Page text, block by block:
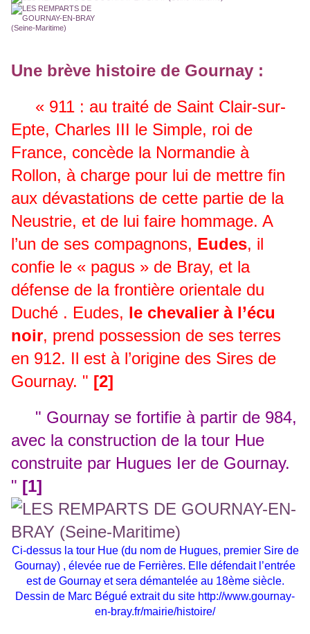
Une brève histoire de Gournay :
« 911 : au traité de Saint Clair-sur-
Epte, Charles III le Simple, roi de
France, concède la Normandie à
Rollon, à charge pour lui de mettre fin
aux dévastations de cette partie de la
Neustrie, et de lui faire hommage. A
l’un de ses compagnons, Eudes, il
confie le « pagus » de Bray, et la
défense de la frontière orientale du
Duché . Eudes, le chevalier à l’écu
noir, prend possession de ses terres
en 912. Il est à l’origine des Sires de
Gournay. " [2]
" Gournay se fortifie à partir de 984,
avec la construction de la tour Hue
construite par Hugues Ier de Gournay.
" [1]
Ci-dessus la tour Hue (du nom de Hugues, premier Sire de
Gournay) , élevée rue de Ferrières. Elle défendait l’entrée
est de Gournay et sera démantelée au 18ème siècle.
Dessin de Marc Bégué extrait du site http://www.gournay-
en-bray.fr/mairie/histoire/